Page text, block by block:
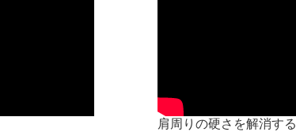
肩周りの硬さを解消する